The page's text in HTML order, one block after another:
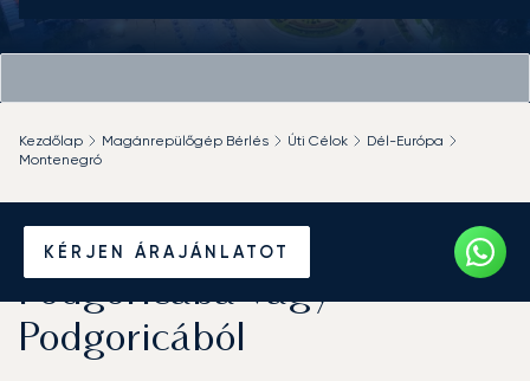
KÉRJEN ÁRAJÁNLATOT
Kezdőlap Magánrepülőgép Bérlés Úti Célok
Dél-Európa
Montenegró
Béreljen magánrepülőt
Podgoricába vagy
Podgoricából